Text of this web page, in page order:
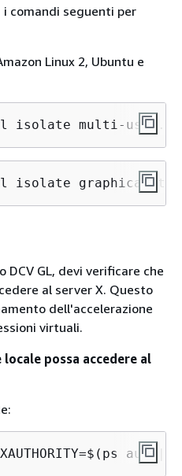
i comandi seguenti per
Linux 2, Ubuntu e
isolate multi-
isolate
GL, devi verificare che
al server X. Questo
dell'accelerazione
virtuali.
possa accedere al